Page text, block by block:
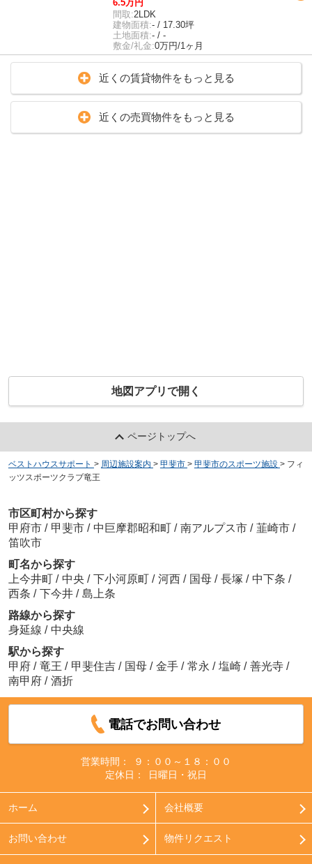
6.5万円
間取:2LDK
建物面積:- / 17.30坪
土地面積:- / -
敷金/礼金:0万円/1ヶ月
近くの賃貸物件をもっと見る
近くの売買物件をもっと見る
地図アプリで開く
ページトップへ
ベストハウスサポート > 周辺施設案内 > 甲斐市 > 甲斐市のスポーツ施設 > フィ
ッツスポーツクラブ竜王
市区町村から探す
甲府市 / 甲斐市 / 中巨摩郡昭和町 / 南アルプス市 / 韮崎市 /
笛吹市
町名から探す
上今井町 / 中央 / 下小河原町 / 河西 / 国母 / 長塚 / 中下条 /
西条 / 下今井 / 島上条
路線から探す
身延線 / 中央線
駅から探す
甲府 / 竜王 / 甲斐住吉 / 国母 / 金手 / 常永 / 塩崎 / 善光寺 /
南甲府 / 酒折
電話でお問い合わせ
営業時間：
９：００～１８：００
定休日：
日曜日・祝日
ホーム 会社概要
お問い合わせ 物件リクエスト